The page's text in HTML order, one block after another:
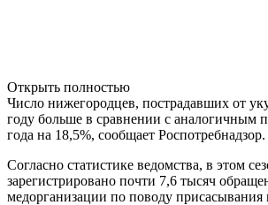
Открыть полностью
Число нижегородцев, пострадавших от
году больше в сравнении с аналогичным
года на 18,5%, сообщает Роспотребнадзор.
Согласно статистике ведомства, в этом
зарегистрировано почти 7,6 тысяч
медорганизации по поводу присасывания